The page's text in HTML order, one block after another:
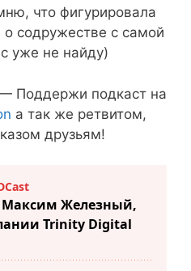
что фигурировала
содружестве с самой
уже не найду)
Поддержи подкаст на
а так же ретвитом,
друзьям!